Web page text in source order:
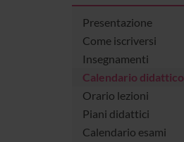
Presentazione
Come iscriversi
Insegnamenti
Calendario didattico
Orario lezioni
Piani didattici
Calendario esami